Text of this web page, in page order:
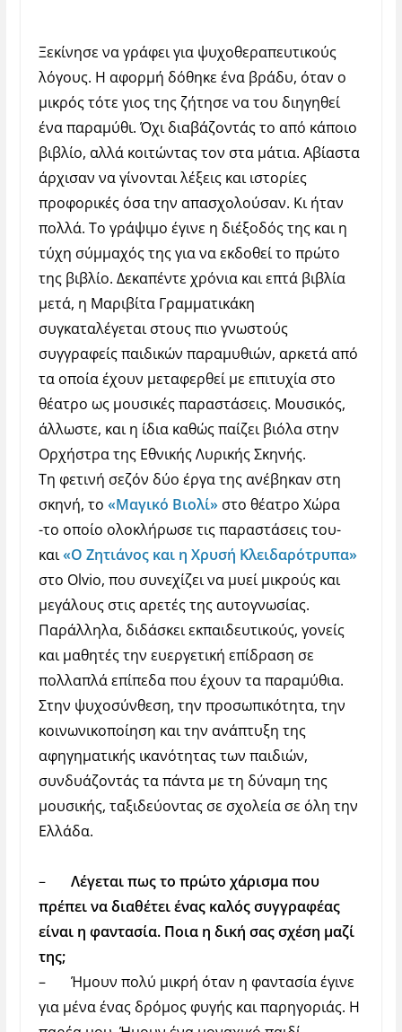
Ξεκίνησε να γράφει για ψυχοθεραπευτικούς
λόγους. Η αφορμή δόθηκε ένα βράδυ, όταν ο
μικρός τότε γιος της ζήτησε να του διηγηθεί
ένα παραμύθι. Όχι διαβάζοντάς το από κάποιο
βιβλίο, αλλά κοιτώντας τον στα μάτια. Αβίαστα
άρχισαν να γίνονται λέξεις και ιστορίες
προφορικές όσα την απασχολούσαν. Κι ήταν
πολλά. Το γράψιμο έγινε η διέξοδός της και η
τύχη σύμμαχός της για να εκδοθεί το πρώτο
της βιβλίο. Δεκαπέντε χρόνια και επτά βιβλία
μετά, η Μαριβίτα Γραμματικάκη
συγκαταλέγεται στους πιο γνωστούς
συγγραφείς παιδικών παραμυθιών, αρκετά από
τα οποία έχουν μεταφερθεί με επιτυχία στο
θέατρο ως μουσικές παραστάσεις. Μουσικός,
άλλωστε, και η ίδια καθώς παίζει βιόλα στην
Ορχήστρα της Εθνικής Λυρικής Σκηνής.
Τη φετινή σεζόν δύο έργα της ανέβηκαν στη
σκηνή, το «Μαγικό Βιολί» στο θέατρο Χώρα
-το οποίο ολοκλήρωσε τις παραστάσεις του-
και«Ο Ζητιάνος και η Χρυσή Κλειδαρότρυπα»
στο Olvio, που συνεχίζει να μυεί μικρούς και
μεγάλους στις αρετές της αυτογνωσίας.
Παράλληλα, διδάσκει εκπαιδευτικούς, γονείς
και μαθητές την ευεργετική επίδραση σε
πολλαπλά επίπεδα που έχουν τα παραμύθια.
Στην ψυχοσύνθεση, την προσωπικότητα, την
κοινωνικοποίηση και την ανάπτυξη της
αφηγηματικής ικανότητας των παιδιών,
συνδυάζοντάς τα πάντα με τη δύναμη της
μουσικής, ταξιδεύοντας σε σχολεία σε όλη την
Ελλάδα.
–
Λέγεται πως το πρώτο χάρισμα που
πρέπει να διαθέτει ένας καλός συγγραφέας
είναι η φαντασία. Ποια η δική σας σχέση μαζί
της;
–
Ήμουν πολύ μικρή όταν η φαντασία έγινε
για μένα ένας δρόμος φυγής και παρηγοριάς. Η